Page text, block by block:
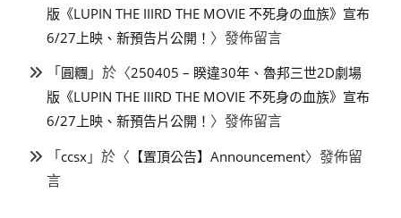
版《LUPIN THE IIIRD THE MOVIE 不死身の血族》宣布
6/27上映、新預告片公開！ 〉發佈留言
「圓糰 」於〈250405 – 睽違30年、魯邦三世2D劇場
版《LUPIN THE IIIRD THE MOVIE 不死身の血族》宣布
6/27上映、新預告片公開！ 〉發佈留言
「ccsx 」於〈 【置頂公告】Announcement〉發佈留
言